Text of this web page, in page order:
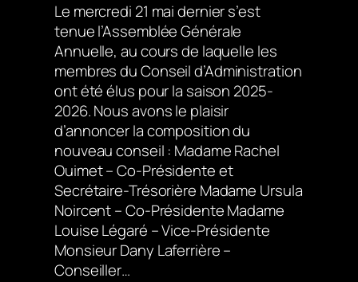
Le mercredi 21 mai dernier s’est
tenue l’Assemblée Générale
Annuelle, au cours de laquelle les
membres du Conseil d’Administration
ont été élus pour la saison 2025-
2026. Nous avons le plaisir
d’annoncer la composition du
nouveau conseil : Madame Rachel
Ouimet – Co-Présidente et
Secrétaire-Trésorière Madame Ursula
Noircent – Co-Présidente Madame
Louise Légaré – Vice-Présidente
Monsieur Dany Laferrière –
Conseiller…